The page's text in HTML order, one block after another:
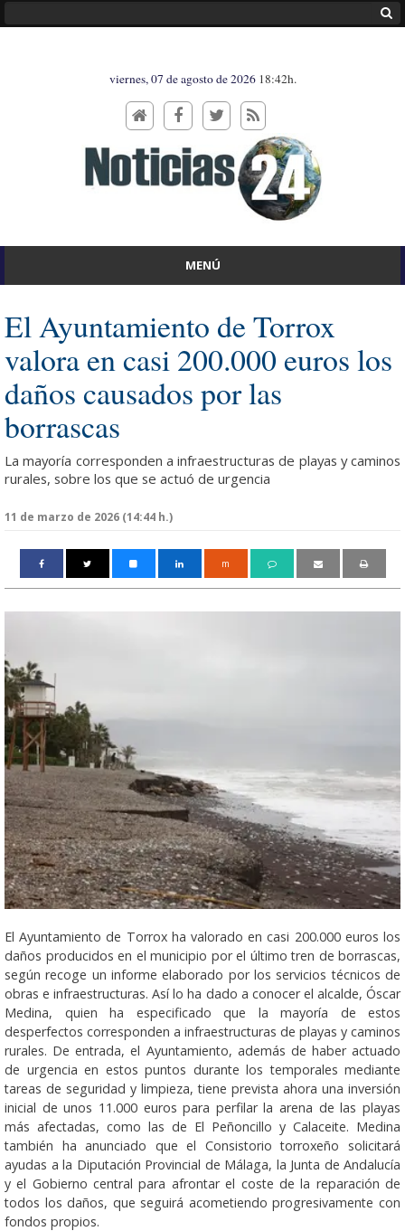
viernes, 07 de agosto de 2026 18:42h.
MENÚ
El Ayuntamiento de Torrox
valora en casi 200.000 euros los
daños causados por las
borrascas
La mayoría corresponden a infraestructuras de playas y caminos
rurales, sobre los que se actuó de urgencia
11 de marzo de 2026 (14:44 h.)
m
El Ayuntamiento de Torrox ha valorado en casi 200.000 euros los
daños producidos en el municipio por el último tren de borrascas,
según recoge un informe elaborado por los servicios técnicos de
obras e infraestructuras. Así lo ha dado a conocer el alcalde, Óscar
Medina, quien ha especificado que la mayoría de estos
desperfectos corresponden a infraestructuras de playas y caminos
rurales. De entrada, el Ayuntamiento, además de haber actuado
de urgencia en estos puntos durante los temporales mediante
tareas de seguridad y limpieza, tiene prevista ahora una inversión
inicial de unos 11.000 euros para perfilar la arena de las playas
más afectadas, como las de El Peñoncillo y Calaceite. Medina
también ha anunciado que el Consistorio torroxeño solicitará
ayudas a la Diputación Provincial de Málaga, la Junta de Andalucía
y el Gobierno central para afrontar el coste de la reparación de
todos los daños, que seguirá acometiendo progresivamente con
fondos propios.